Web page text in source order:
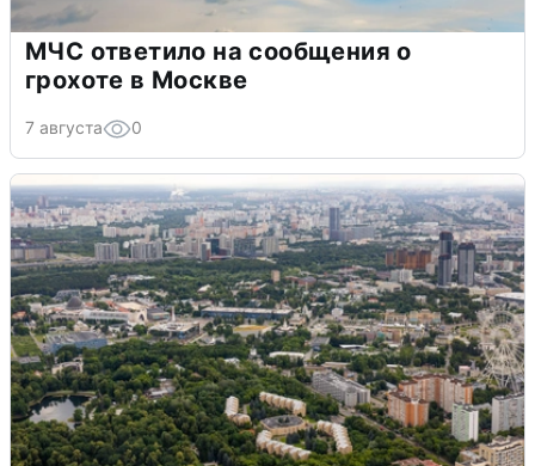
МЧС ответило на сообщения о
грохоте в Москве
7 августа 0